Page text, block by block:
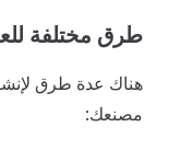
طرق مختلفة
هناك عدة طرق
مصنعك: